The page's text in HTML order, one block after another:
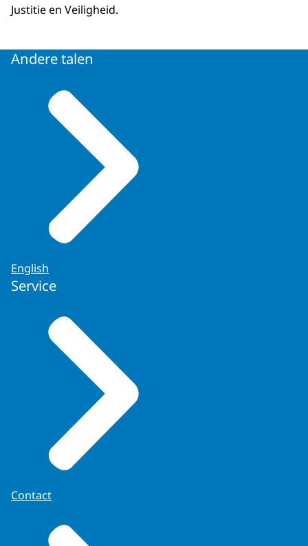
Justitie en Veiligheid.
Andere talen
English
Service
Contact